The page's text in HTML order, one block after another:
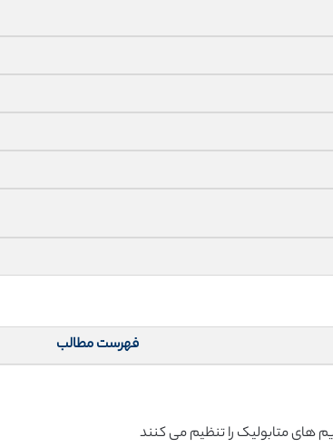
فهرست مطالب